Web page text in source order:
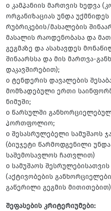
o კამპანიის მართვის ხედვა
ორგანიზაციას უნდა
რუბრიკების/მასალების
მასალის რაოდენობასა და
გეგმაზე და ასახავდეს
შინაარსსა და მის მართვა-
დაკავშირებით);
o ტენდერის დავალების
მომზადებული ერთი
ნიმუში;
o წარსულში
პორთფოლიო;
o შესასრულებელი სამუშაოს
(ბიუჯეტი წარმოდგენილი
საშემოსავლოს ჩათვლით)
o სამუშაოს
(აქტივობების
გაწერილი გეგმის
შეფასების კრიტერიუმები: